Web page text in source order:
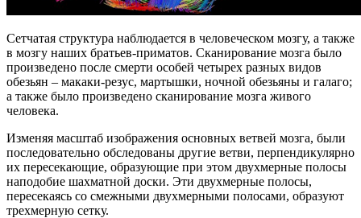
Сетчатая структура наблюдается в человеческом мозгу, а также
в мозгу наших братьев-приматов. Сканирование мозга было
произведено после смерти особей четырех разных видов
обезьян – макаки-резус, мартышки, ночной обезьяны и галаго;
а также было произведено сканирование мозга живого
человека.
Изменяя масштаб изображения основных ветвей мозга, были
последовательно обследованы другие ветви, перпендикулярно
их пересекающие, образующие при этом двухмерные полосы
наподобие шахматной доски. Эти двухмерные полосы,
пересекаясь со смежными двухмерными полосами, образуют
трехмерную сетку.